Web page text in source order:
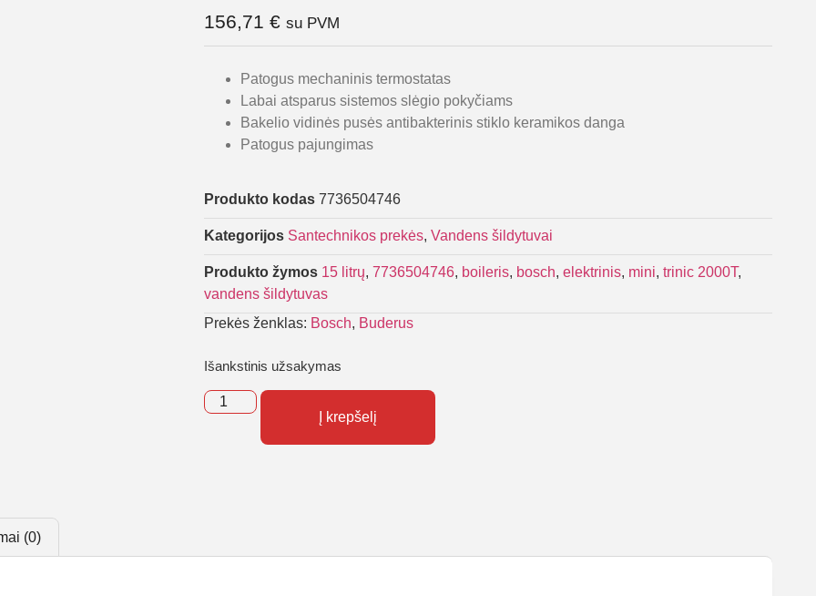
156,71 € su PVM
Patogus mechaninis termostatas
Labai atsparus sistemos slėgio pokyčiams
Bakelio vidinės pusės antibakterinis stiklo keramikos danga
Patogus pajungimas
Produkto kodas 7736504746
Kategorijos Santechnikos prekės, Vandens šildytuvai
Produkto žymos 15 litrų, 7736504746, boileris, bosch, elektrinis, mini, trinic 2000T,
vandens šildytuvas
Prekės ženklas: Bosch, Buderus
Išankstinis užsakymas
Į krepšelį
(0)